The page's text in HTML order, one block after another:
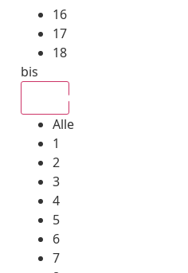
16
17
18
bis
Alle
1
2
3
4
5
6
7